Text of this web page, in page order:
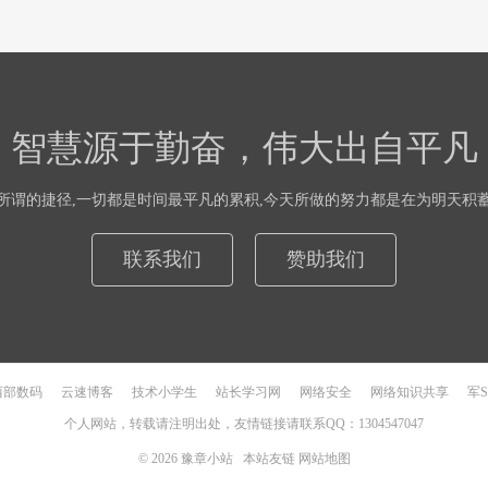
智慧源于勤奋，伟大出自平凡
谓的捷径,一切都是时间最平凡的累积,今天所做的努力都是在为明天积
联系我们 赞助我们
部数码 云速博客 技术小学生 站长学习网 网络安全 网络知识共享 军
个人网站，转载请注明出处，友情链接请联系QQ：1304547047
© 2026 豫章小站 本站友链 网站地图